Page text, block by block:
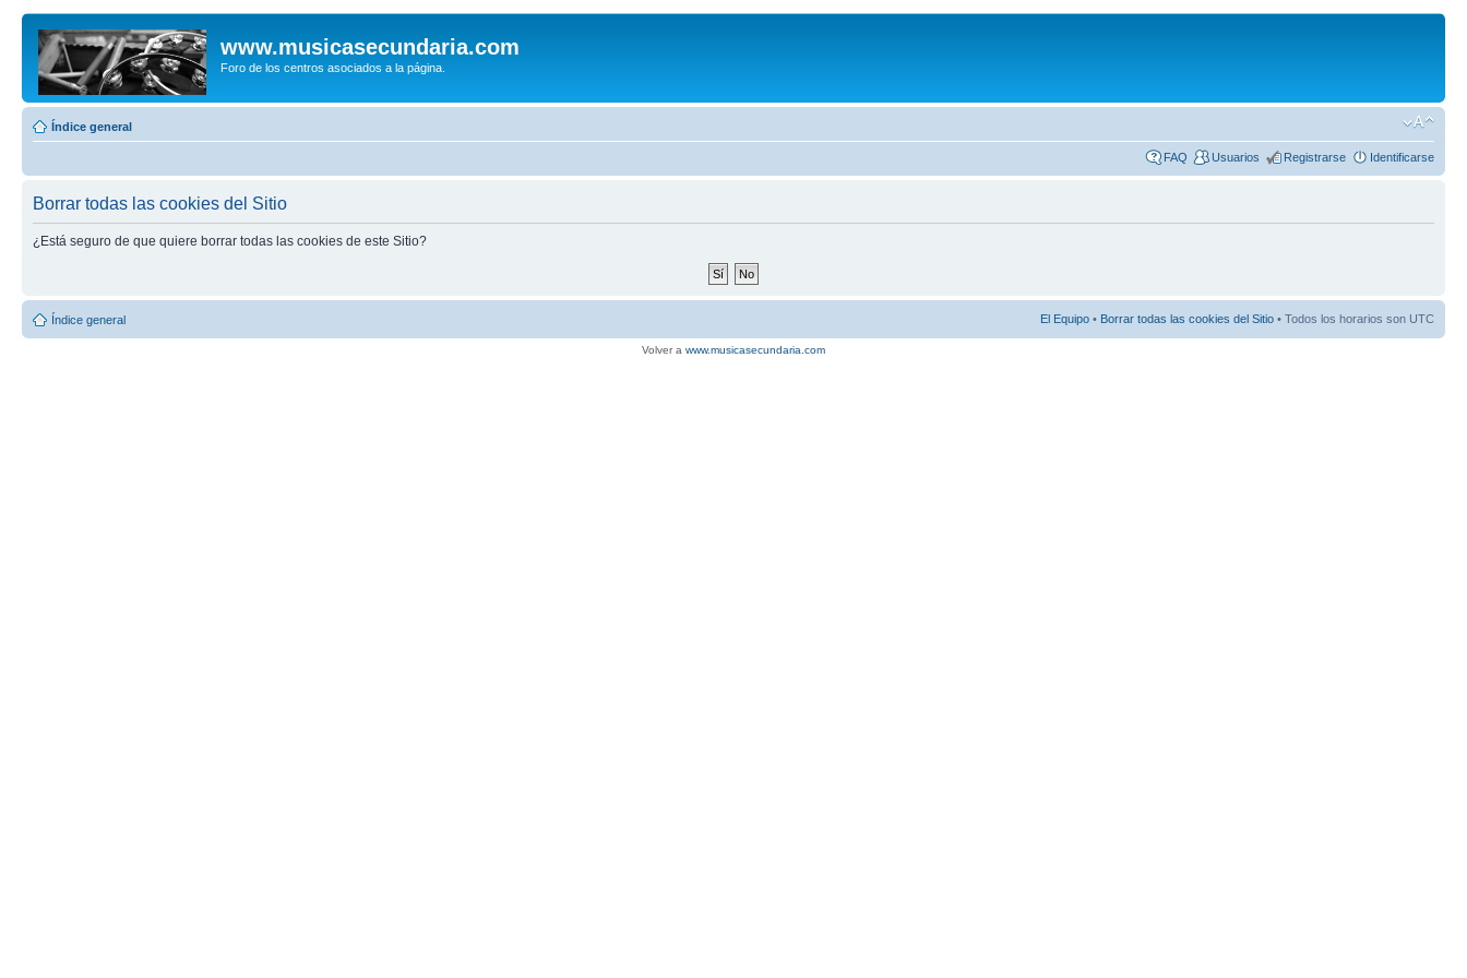
www.musicasecundaria.com
Foro de los centros asociados a la página.
Índice general
FAQ Usuarios Registrarse Identificarse
Borrar todas las cookies del Sitio
¿Está seguro de que quiere borrar todas las cookies de este Sitio?
Índice general El Equipo • Borrar todas las cookies del Sitio • Todos los horarios son UTC
Volver a www.musicasecundaria.com